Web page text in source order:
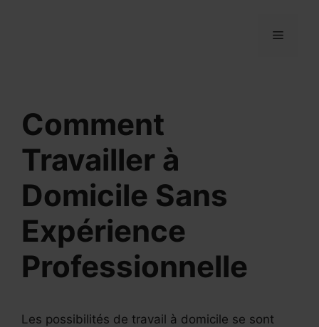
MENU
Comment
Travailler à
Domicile Sans
Expérience
Professionnelle
Les possibilités de travail à domicile se sont